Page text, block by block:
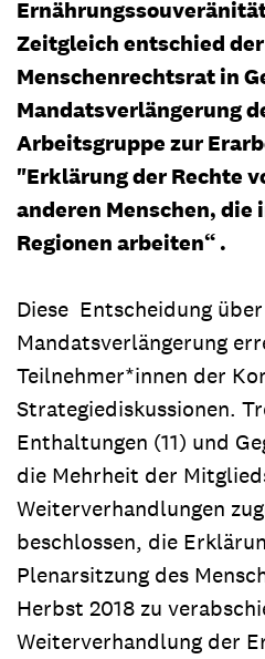
Zeitgleich entschied der
Menschenrechtsrat in
Mandatsverlängerung
Arbeitsgruppe zur
"Erklärung der Rechte
anderen Menschen, die
Regionen arbeiten“ .
Diese Entscheidung
Mandatsverlängerung
Teilnehmer*innen der
Strategiediskussionen.
Enthaltungen (11) und
die Mehrheit der
Weiterverhandlungen
beschlossen, die
Plenarsitzung des
Herbst 2018 zu
Weiterverhandlung der